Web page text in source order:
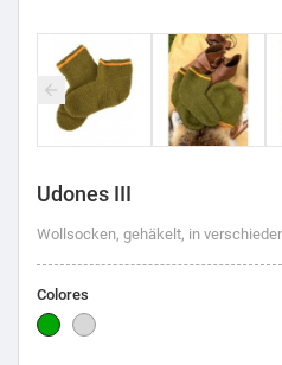
Udones III
Wollsocken, gehäkelt, in
Colores
Grün
Zinc